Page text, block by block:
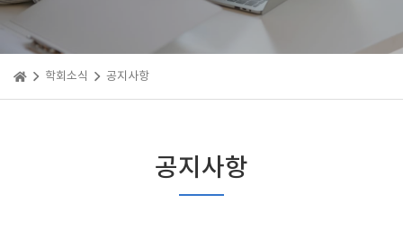
학회소식 공지사항
공지사항